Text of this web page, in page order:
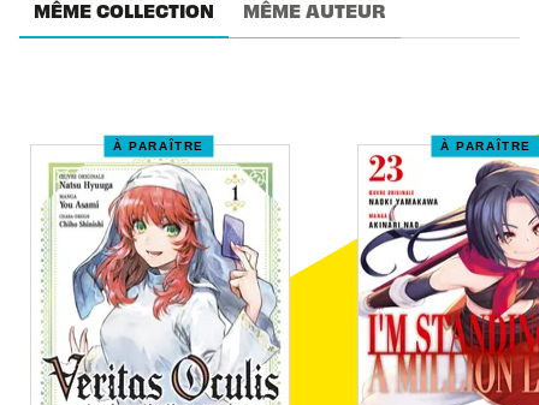
MÊME COLLECTION MÊME AUTEUR
À PARAÎTRE À PARAÎTRE